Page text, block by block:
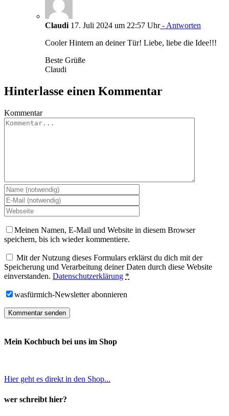
Claudi 17. Juli 2024 um 22:57 Uhr- Antworten
Cooler Hintern an deiner Tür! Liebe, liebe die Idee!!!
Beste Grüße
Claudi
Hinterlasse einen Kommentar
Kommentar
Meinen Namen, E-Mail und Website in diesem Browser
speichern, bis ich wieder kommentiere.
Mit der Nutzung dieses Formulars erklärst du dich mit der
Speicherung und Verarbeitung deiner Daten durch diese Website
einverstanden. Datenschutzerklärung *
wasfürmich-Newsletter abonnieren
Mein Kochbuch bei uns im Shop
Hier geht es direkt in den Shop...
wer schreibt hier?